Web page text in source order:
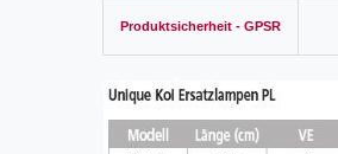
Produktsicherheit - GPSR